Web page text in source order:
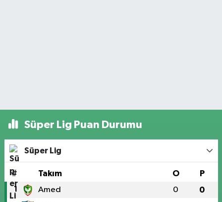
Süper Lig Puan Durumu
Süper Lig
# Takım O P
1 Amed 0 0